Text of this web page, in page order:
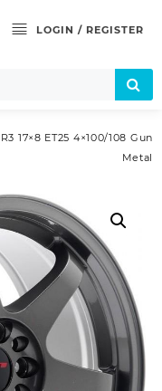
LOGIN / REGISTER
17×8 ET25 4×100/108 Gun
Metal